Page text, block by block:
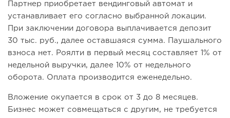
Партнер приобретает вендинговый автомат и
устанавливает его согласно выбранной локации.
При заключении договора выплачивается депозит
30 тыс. руб., далее оставшаяся сумма. Паушального
взноса нет. Роялти в первый месяц составляет 1% от
недельной выручки, далее 10% от недельного
оборота. Оплата производится еженедельно.
Вложение окупается в срок от 3 до 8 месяцев.
Бизнес может совмещаться с другим, не требуется